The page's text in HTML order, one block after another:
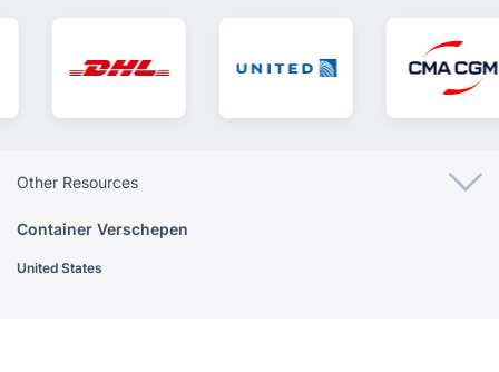
Other Resources
Container Verschepen
United States